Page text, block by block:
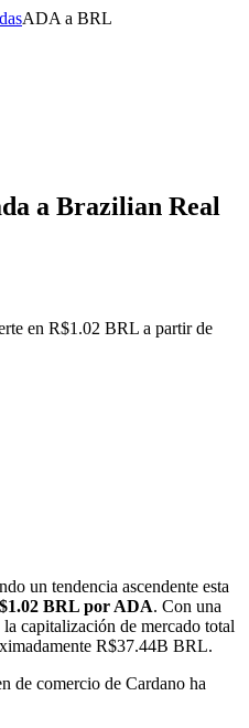
ADA a BRL
a Brazilian Real
en R$1.02 BRL a partir de
un tendencia ascendente esta
BRL por ADA. Con una
capitalización de mercado total
R$37.44B BRL.
de comercio de Cardano ha